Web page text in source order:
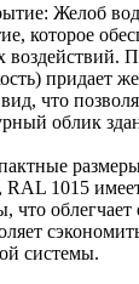
Желоб
которое
воздействий.
придает
что
облик
1015
что
системы.